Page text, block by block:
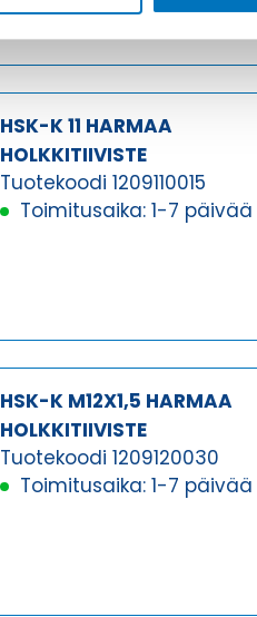
HSK-K 11 HARMAA
HOLKKITIIVISTE
Tuotekoodi 1209110015
Toimitusaika: 1-7 päivää
HSK-K M12X1,5 HARMAA
HOLKKITIIVISTE
Tuotekoodi 1209120030
Toimitusaika: 1-7 päivää